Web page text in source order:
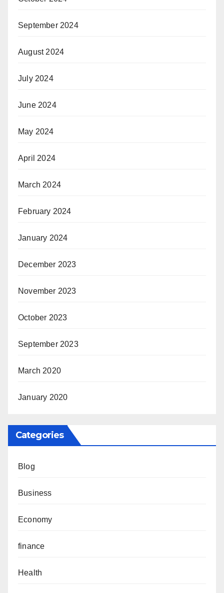
September 2024
August 2024
July 2024
June 2024
May 2024
April 2024
March 2024
February 2024
January 2024
December 2023
November 2023
October 2023
September 2023
March 2020
January 2020
Categories
Blog
Business
Economy
finance
Health